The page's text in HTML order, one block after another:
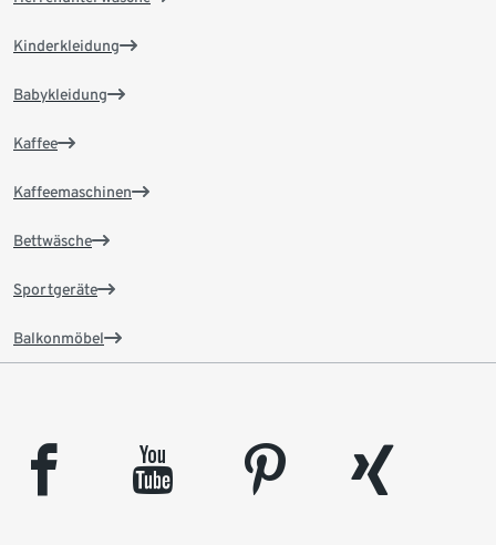
Kinderkleidung
Babykleidung
Kaffee
Kaffeemaschinen
Bettwäsche
Sportgeräte
Balkonmöbel
facebook youtube pinterest
xing